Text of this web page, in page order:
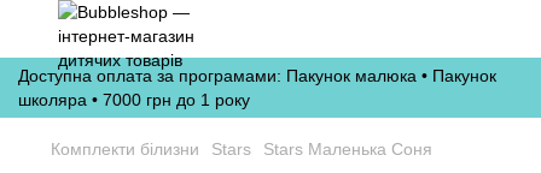
Доступна оплата за програмами: Пакунок малюка • Пакунок
школяра • 7000 грн до 1 року
Комплекти білизни Stars Stars Маленька Соня